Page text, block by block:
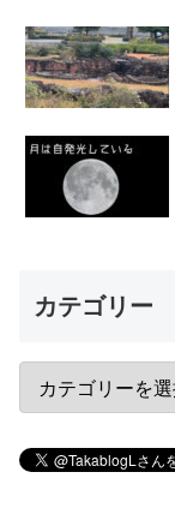
カテゴリー